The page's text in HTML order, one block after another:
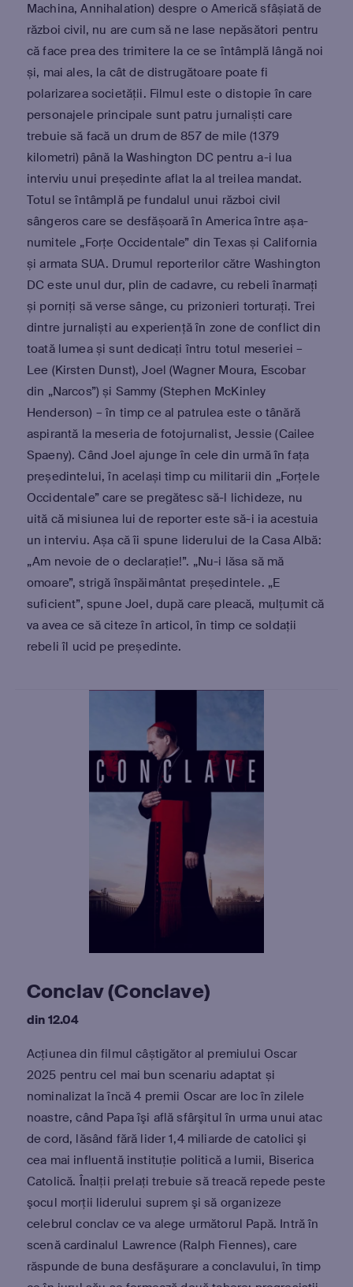
Machina, Annihalation) despre o Americă sfâșiată de
război civil, nu are cum să ne lase nepăsători pentru
că face prea des trimitere la ce se întâmplă lângă noi
și, mai ales, la cât de distrugătoare poate fi
polarizarea societății. Filmul este o distopie în care
personajele principale sunt patru jurnaliști care
trebuie să facă un drum de 857 de mile (1379
kilometri) până la Washington DC pentru a-i lua
interviu unui președinte aflat la al treilea mandat.
Totul se întâmplă pe fundalul unui război civil
sângeros care se desfășoară în America între așa-
numitele „Forțe Occidentale” din Texas și California
și armata SUA. Drumul reporterilor către Washington
DC este unul dur, plin de cadavre, cu rebeli înarmați
și porniți să verse sânge, cu prizonieri torturați. Trei
dintre jurnaliști au experiență în zone de conflict din
toată lumea și sunt dedicați întru totul meseriei –
Lee (Kirsten Dunst), Joel (Wagner Moura, Escobar
din „Narcos”) și Sammy (Stephen McKinley
Henderson) – în timp ce al patrulea este o tânără
aspirantă la meseria de fotojurnalist, Jessie (Cailee
Spaeny). Când Joel ajunge în cele din urmă în fața
președintelui, în același timp cu militarii din „Forțele
Occidentale” care se pregătesc să-l lichideze, nu
uită că misiunea lui de reporter este să-i ia acestuia
un interviu. Așa că îi spune liderului de la Casa Albă:
„Am nevoie de o declarație!”. „Nu-i lăsa să mă
omoare”, strigă înspăimântat președintele. „E
suficient”, spune Joel, după care pleacă, mulțumit că
va avea ce să citeze în articol, în timp ce soldații
rebeli îl ucid pe președinte.
Conclav (Conclave)
din 12.04
Acţiunea din filmul câștigător al premiului Oscar
2025 pentru cel mai bun scenariu adaptat și
nominalizat la încă 4 premii Oscar are loc în zilele
noastre, când Papa îşi află sfârşitul în urma unui atac
de cord, lăsând fără lider 1,4 miliarde de catolici şi
cea mai influentă instituţie politică a lumii, Biserica
Catolică. Înalţii prelaţi trebuie să treacă repede peste
şocul morţii liderului suprem şi să organizeze
celebrul conclav ce va alege următorul Papă. Intră în
scenă cardinalul Lawrence (Ralph Fiennes), care
răspunde de buna desfăşurare a conclavului, în timp